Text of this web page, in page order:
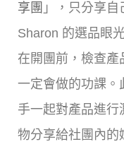
享團 」，只分享自
Sharon 的選品眼
在開團前，檢查產
一定會做的功課。
手一起對產品進
物分享給社團內的